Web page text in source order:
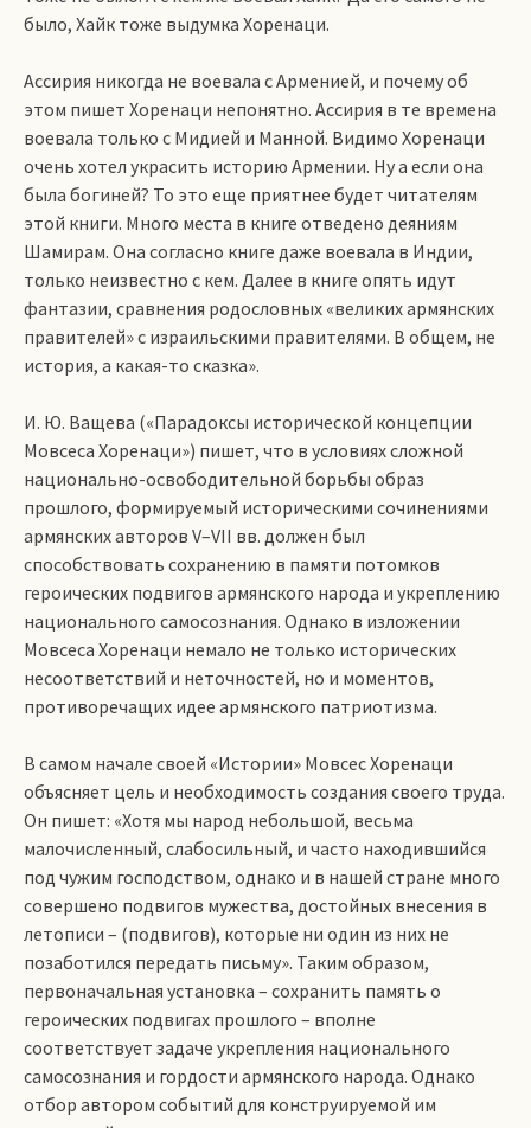
было, Хайк тоже выдумка Хоренаци.
Ассирия никогда не воевала с Арменией, и почему об
этом пишет Хоренаци непонятно. Ассирия в те времена
воевала только с Мидией и Манной. Видимо Хоренаци
очень хотел украсить историю Армении. Ну а если она
была богиней? То это еще приятнее будет читателям
этой книги. Много места в книге отведено деяниям
Шамирам. Она согласно книге даже воевала в Индии,
только неизвестно с кем. Далее в книге опять идут
фантазии, сравнения родословных «великих армянских
правителей» с израильскими правителями. В общем, не
история, а какая-то сказка».
И. Ю. Ващева («Парадоксы исторической концепции
Мовсеса Хоренаци») пишет, что в условиях сложной
национально-освободительной борьбы образ
прошлого, формируемый историческими сочинениями
армянских авторов V–VII вв. должен был
способствовать сохранению в памяти потомков
героических подвигов армянского народа и укреплению
национального самосознания. Однако в изложении
Мовсеса Хоренаци немало не только исторических
несоответствий и неточностей, но и моментов,
противоречащих идее армянского патриотизма.
В самом начале своей «Истории» Мовсес Хоренаци
объясняет цель и необходимость создания своего труда.
Он пишет: «Хотя мы народ небольшой, весьма
малочисленный, слабосильный, и часто находившийся
под чужим господством, однако и в нашей стране много
совершено подвигов мужества, достойных внесения в
летописи – (подвигов), которые ни один из них не
позаботился передать письму». Таким образом,
первоначальная установка – сохранить память о
героических подвигах прошлого – вполне
соответствует задаче укрепления национального
самосознания и гордости армянского народа. Однако
отбор автором событий для конструируемой им